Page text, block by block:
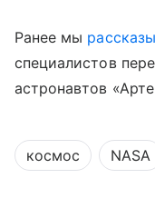
Ранее мы
специалистов
астронавтов
космос NASA